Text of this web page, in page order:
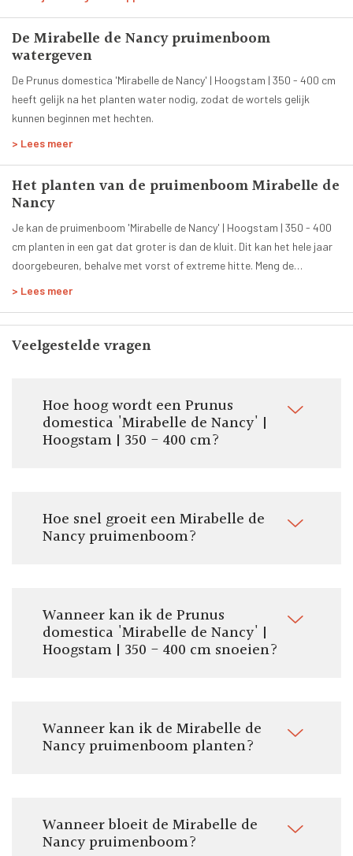
Groen
Groenblijvend:
Nee
Planttijd:
Het hele jaar
Hoogte volgroeide boom:
Leeftijd:
8 jaar
Zelfbestuivend:
Geleverde stamhoogte:
180 - 200 cm
Door ons geleverde potmaat:
Pot/kluit ø 40 tot 70 cm
Hoogstam
Stamomtrek:
De Mirabelle de Nancy pruimenboom
watergeven
De Prunus domestica 'Mirabelle de Nancy' | Hoogstam | 350 - 400 cm
heeft gelijk na het planten water nodig, zodat de wortels gelijk
kunnen beginnen met hechten.
> Lees meer
Het planten van de pruimenboom Mirabelle de
Nancy
Je kan de pruimenboom 'Mirabelle de Nancy' | Hoogstam | 350 - 400
cm planten in een gat dat groter is dan de kluit. Dit kan het hele jaar
doorgebeuren, behalve met vorst of extreme hitte. Meng de
> Lees meer
Veelgestelde vragen
Hoe hoog wordt een Prunus
domestica 'Mirabelle de Nancy' |
Hoogstam | 350 - 400 cm?
Hoe snel groeit een Mirabelle de
Nancy pruimenboom?
Wanneer kan ik de Prunus
domestica 'Mirabelle de Nancy' |
Hoogstam | 350 - 400 cm snoeien?
Wanneer kan ik de Mirabelle de
Nancy pruimenboom planten?
Wanneer bloeit de Mirabelle de
Nancy pruimenboom?